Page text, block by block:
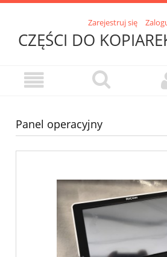
Zarejestruj się
CZĘŚCI DO
Panel operacyjny